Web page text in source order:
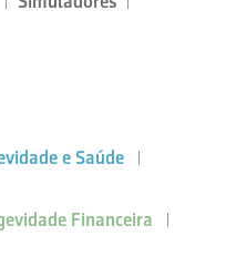
e Saúde
Financeira